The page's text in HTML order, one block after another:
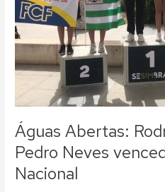
Águas Abertas:
Pedro Neves
Nacional
Neves
vencedores
do
Nacional